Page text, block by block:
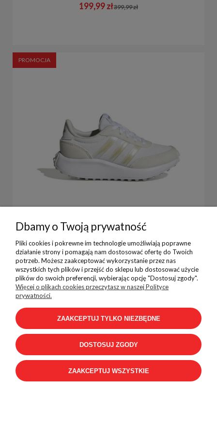
199,99 zł399,99 zł
Adidas RUN 70S K
169,99 zł 249,99 zł
PROMOCJA
PROMOCJA
Dbamy o Twoją prywatność
Pliki cookies i pokrewne im technologie umożliwiają poprawne
działanie strony i pomagają nam dostosować ofertę do Twoich
potrzeb. Możesz zaakceptować wykorzystanie przez nas
wszystkich tych plików i przejść do sklepu lub dostosować użycie
plików do swoich preferencji, wybierając opcję "Dostosuj zgody".
Więcej o plikach cookies przeczytasz w naszej Polityce
prywatności.
ZAAKCEPTUJ TYLKO NIEZBĘDNE
DOSTOSUJ ZGODY
ZAAKCEPTUJ WSZYSTKIE